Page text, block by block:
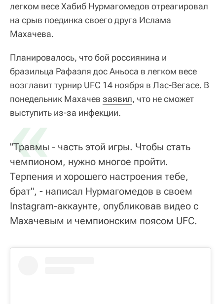
легком весе Хабиб Нурмагомедов отреагировал
на срыв поединка своего друга Ислама
Махачева.
Планировалось, что бой россиянина и
бразильца Рафаэля дос Аньоса в легком весе
возглавит турнир UFC 14 ноября в Лас-Вегасе. В
понедельник Махачев заявил, что не сможет
выступить из-за инфекции.
«
"Травмы - часть этой игры. Чтобы стать
чемпионом, нужно многое пройти.
Терпения и хорошего настроения тебе,
брат", - написал Нурмагомедов в своем
Instagram-аккаунте, опубликовав видео с
Махачевым и чемпионским поясом UFC.